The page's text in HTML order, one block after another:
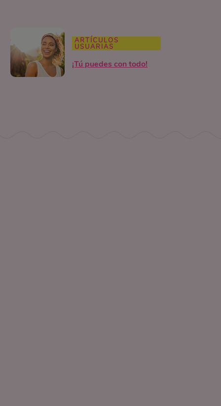
ARTÍCULOS
USUARIAS
¡Tú puedes con todo!